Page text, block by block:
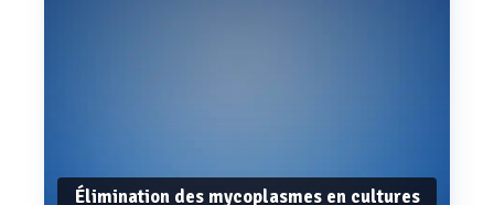
Élimination des mycoplasmes en cultures